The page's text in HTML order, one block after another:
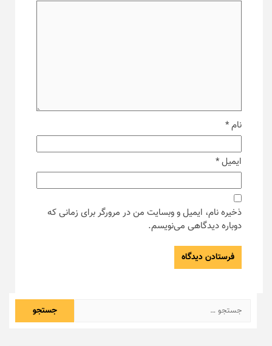
نام*
ایمیل*
ذخیره نام، ایمیل و وبسایت من در مرورگر برای زمانی که
دوباره دیدگاهی می‌نویسم.
جستجو
برای: